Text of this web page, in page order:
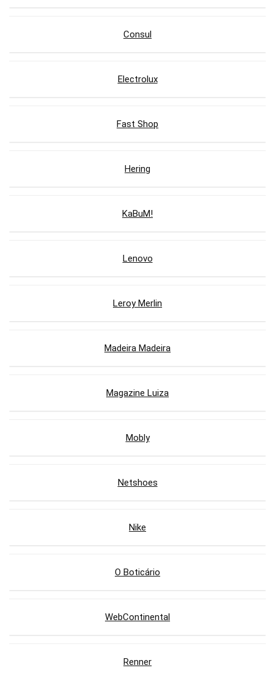
Consul
Electrolux
Fast Shop
Hering
KaBuM!
Lenovo
Leroy Merlin
Madeira Madeira
Magazine Luiza
Mobly
Netshoes
Nike
O Boticário
WebContinental
Renner